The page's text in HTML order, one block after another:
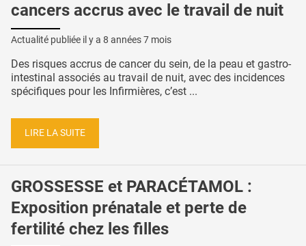
cancers accrus avec le travail de nuit
Actualité publiée il y a 8 années 7 mois
Des risques accrus de cancer du sein, de la peau et gastro-
intestinal associés au travail de nuit, avec des incidences
spécifiques pour les Infirmières, c’est ...
LIRE LA SUITE
GROSSESSE et PARACÉTAMOL :
Exposition prénatale et perte de
fertilité chez les filles